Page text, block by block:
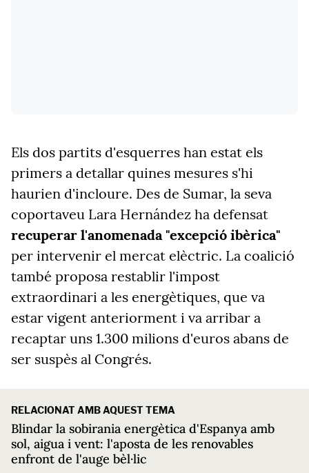
Els dos partits d'esquerres han estat els
primers a detallar quines mesures s'hi
haurien d'incloure. Des de Sumar, la seva
coportaveu Lara Hernández ha defensat
recuperar l'anomenada "excepció ibèrica"
per intervenir el mercat elèctric. La coalició
també proposa restablir l'impost
extraordinari a les energètiques, que va
estar vigent anteriorment i va arribar a
recaptar uns 1.300 milions d'euros abans de
ser suspès al Congrés.
RELACIONAT AMB AQUEST TEMA
Blindar la sobirania energètica d'Espanya amb
sol, aigua i vent: l'aposta de les renovables
enfront de l'auge bèl·lic